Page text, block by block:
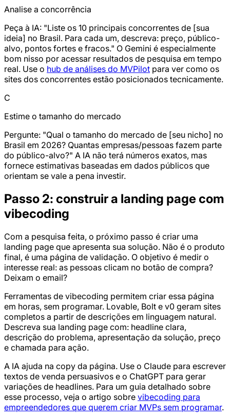
Analise a concorrência
Peça à IA: "Liste os 10 principais concorrentes de [sua
ideia] no Brasil. Para cada um, descreva: preço, público-
alvo, pontos fortes e fracos." O Gemini é especialmente
bom nisso por acessar resultados de pesquisa em tempo
real. Use o hub de análises do MVPilot para ver como os
sites dos concorrentes estão posicionados tecnicamente.
C
Estime o tamanho do mercado
Pergunte: "Qual o tamanho do mercado de [seu nicho] no
Brasil em 2026? Quantas empresas/pessoas fazem parte
do público-alvo?" A IA não terá números exatos, mas
fornece estimativas baseadas em dados públicos que
orientam se vale a pena investir.
Passo 2: construir a landing page com
vibecoding
Com a pesquisa feita, o próximo passo é criar uma
landing page que apresenta sua solução. Não é o produto
final, é uma página de validação. O objetivo é medir o
interesse real: as pessoas clicam no botão de compra?
Deixam o email?
Ferramentas de vibecoding permitem criar essa página
em horas, sem programar. Lovable, Bolt e v0 geram sites
completos a partir de descrições em linguagem natural.
Descreva sua landing page com: headline clara,
descrição do problema, apresentação da solução, preço
e chamada para ação.
A IA ajuda na copy da página. Use o Claude para escrever
textos de venda persuasivos e o ChatGPT para gerar
variações de headlines. Para um guia detalhado sobre
esse processo, veja o artigo sobre vibecoding para
empreendedores que querem criar MVPs sem programar.